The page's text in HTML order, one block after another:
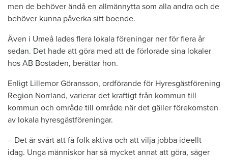
men de behöver ändå en allmännytta som alla andra och de
behöver kunna påverka sitt boende.
Även i Umeå lades flera lokala föreningar ner för flera år
sedan. Det hade att göra med att de förlorade sina lokaler
hos AB Bostaden, berättar hon.
Enligt Lillemor Göransson, ordförande för Hyresgästförening
Region Norrland, varierar det kraftigt från kommun till
kommun och område till område när det gäller förekomsten
av lokala hyresgästföreningar.
– Det är svårt att få folk aktiva och att vilja jobba ideellt
idag. Unga människor har så mycket annat att göra, säger